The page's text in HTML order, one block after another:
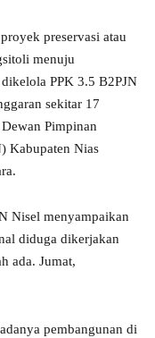
preservasi atau
menuju
PPK 3.5 B2PJN
sekitar 17
Pimpinan
Kabupaten Nias
Nisel menyampaikan
diduga dikerjakan
ada. Jumat,
pembangunan di